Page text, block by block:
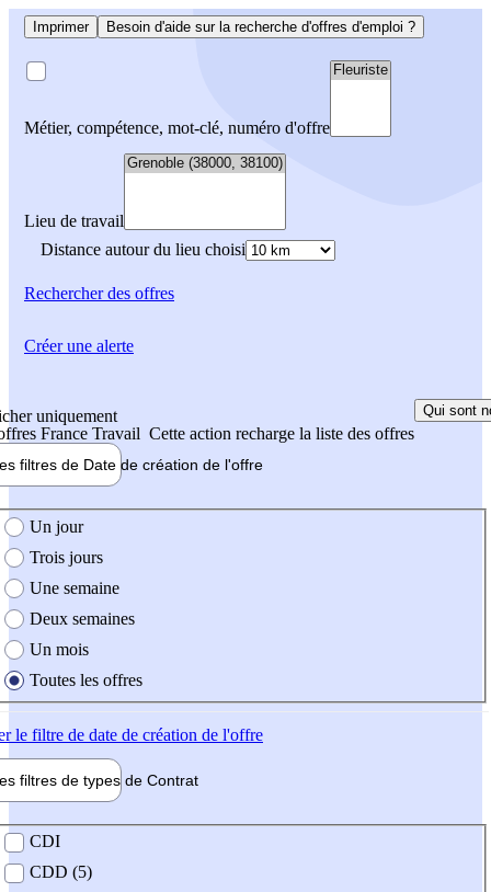
Imprimer Besoin d'aide sur la recherche d'offres d'emploi ?
Métier, compétence, mot-clé, numéro d'offre
Lieu de travail
Distance autour du lieu choisi
Rechercherdes offres
uniquement
France Travail Cette action recharge la liste des offres
Qui sont
filtres de Date de création de l'offre
création de l'offre
Un jour
Trois jours
Une semaine
Deux semaines
Un mois
Toutes les offres
le filtre de date de création de l'offre
filtres de types de Contrat
contrat
CDI
CDD (5)
Créer une alerte